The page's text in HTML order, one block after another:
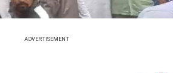
ADVERTISEMENT